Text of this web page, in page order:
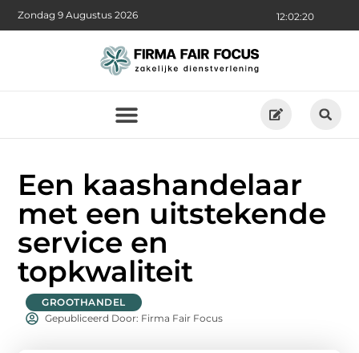
12:02:21
Zondag 9 Augustus 2026
Een kaashandelaar
met een uitstekende
service en
topkwaliteit
GROOTHANDEL
Gepubliceerd Door: Firma Fair Focus